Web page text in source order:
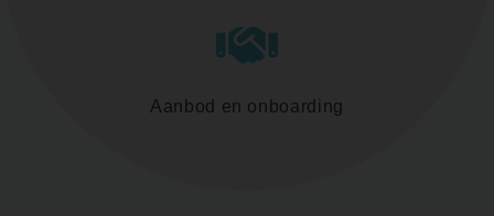
Aanbod en onboarding